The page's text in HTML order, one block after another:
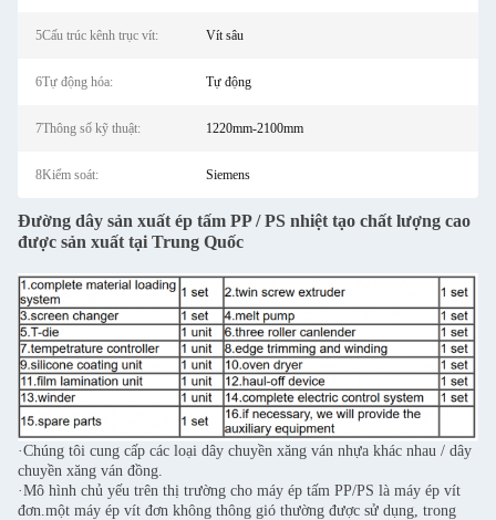
5Cấu trúc kênh trục vít: Vít sâu
6Tự động hóa: Tự động
7Thông số kỹ thuật: 1220mm-2100mm
8Kiểm soát: Siemens
Đường dây sản xuất ép tấm PP / PS nhiệt tạo chất lượng cao
được sản xuất tại Trung Quốc
·Chúng tôi cung cấp các loại dây chuyền xăng ván nhựa khác nhau / dây
chuyền xăng ván đồng.
·Mô hình chủ yếu trên thị trường cho máy ép tấm PP/PS là máy ép vít
đơn.một máy ép vít đơn không thông gió thường được sử dụng, trong